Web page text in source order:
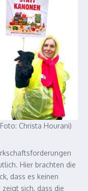
Christa Hourani)
Hier brachten die
dass es keinen
sich, dass die